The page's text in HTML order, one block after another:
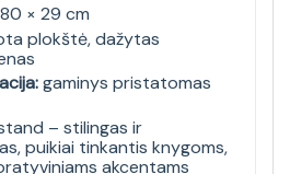
× 29 cm
plokštė, dažytas
gaminys pristatomas
– stilingas ir
puikiai tinkantis knygoms,
akcentams